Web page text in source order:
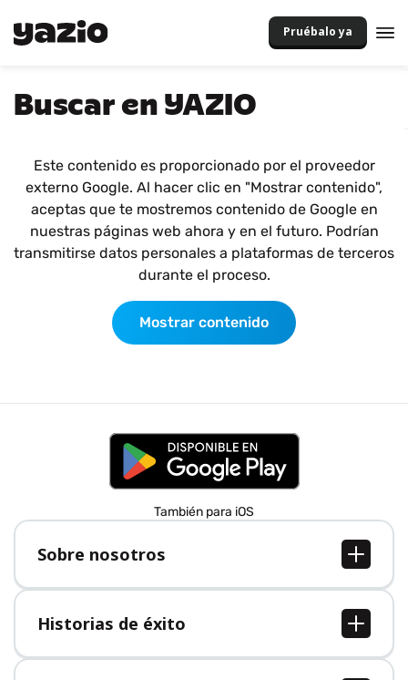
Pruébalo ya
Buscar en YAZIO
Este contenido es proporcionado por el proveedor
externo Google. Al hacer clic en "Mostrar contenido",
aceptas que te mostremos contenido de Google en
nuestras páginas web ahora y en el futuro. Podrían
transmitirse datos personales a plataformas de terceros
durante el proceso.
Mostrar contenido
También para iOS
Sobre nosotros
Sobre nosotros
Empleo
Prensa
Historias de éxito
Todas las historias de éxito